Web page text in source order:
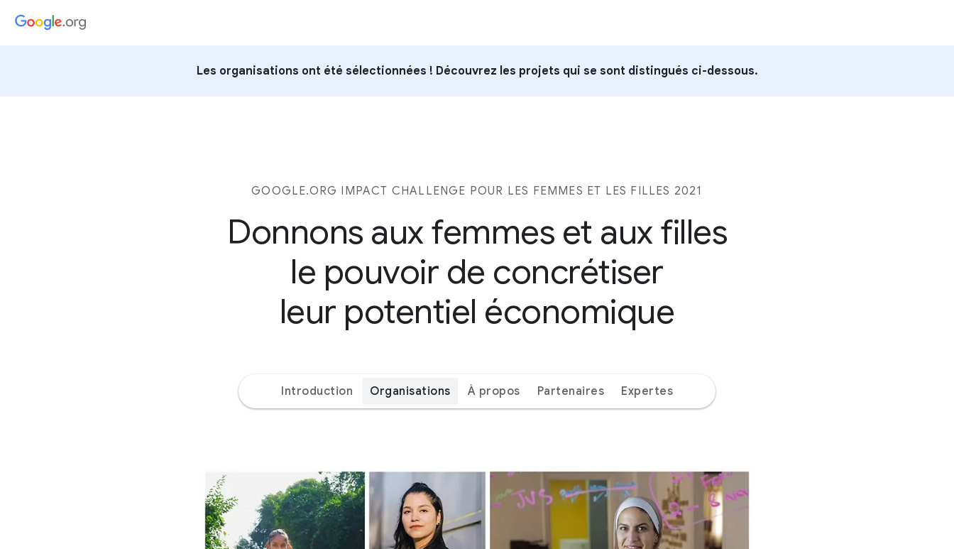
Les organisations ont été sélectionnées ! Découvrez les projets qui se sont distingués ci-dessous.
GOOGLE.ORG IMPACT CHALLENGE POUR LES FEMMES ET LES FILLES 2021
Donnons aux femmes et aux filles
le pouvoir de concrétiser
leur potentiel économique
Introduction Organisations À propos Partenaires Expertes